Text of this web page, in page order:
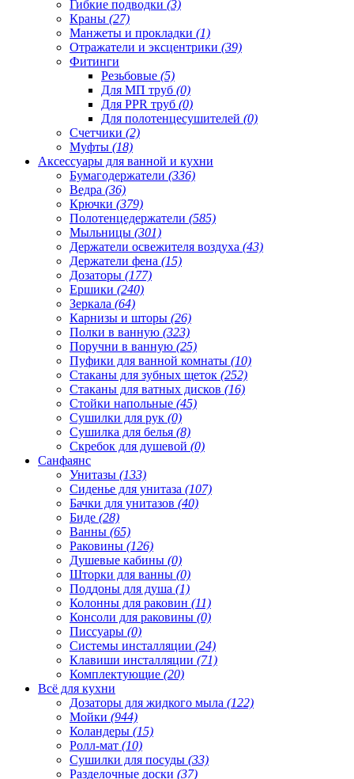
Гибкие подводки (3)
Краны (27)
Манжеты и прокладки (1)
Отражатели и эксцентрики (39)
Фитинги
Резьбовые (5)
Для МП труб (0)
Для PPR труб (0)
Для полотенцесушителей (0)
Счетчики (2)
Муфты (18)
Аксессуары для ванной и кухни
Бумагодержатели (336)
Ведра (36)
Крючки (379)
Полотенцедержатели (585)
Мыльницы (301)
Держатели освежителя воздуха (43)
Держатели фена (15)
Дозаторы (177)
Ершики (240)
Зеркала (64)
Карнизы и шторы (26)
Полки в ванную (323)
Поручни в ванную (25)
Пуфики для ванной комнаты (10)
Стаканы для зубных щеток (252)
Стаканы для ватных дисков (16)
Стойки напольные (45)
Сушилки для рук (0)
Сушилка для белья (8)
Скребок для душевой (0)
Санфаянс
Унитазы (133)
Сиденье для унитаза (107)
Бачки для унитазов (40)
Биде (28)
Ванны (65)
Раковины (126)
Душевые кабины (0)
Шторки для ванны (0)
Поддоны для душа (1)
Колонны для раковин (11)
Консоли для раковины (0)
Писсуары (0)
Системы инсталляции (24)
Клавиши инсталляции (71)
Комплектующие (20)
Всё для кухни
Дозаторы для жидкого мыла (122)
Мойки (944)
Коландеры (15)
Ролл-мат (10)
Сушилки для посуды (33)
Разделочные доски (37)